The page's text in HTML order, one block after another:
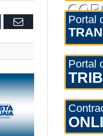
Email Portal
Portal